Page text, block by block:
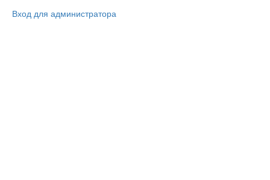
Вход для администратора